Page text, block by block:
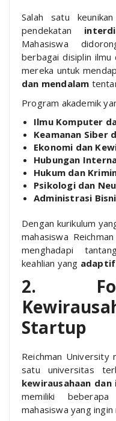
Salah satu
pendekatan
Mahasiswa
berbagai disiplin ilmu
mereka untuk
dan mendalam
Program akademik
Ilmu Komputer
Keamanan Siber
Ekonomi dan
Hubungan
Hukum dan
Psikologi dan
Administrasi
Dengan kurikulum
mahasiswa
menghadapi
keahlian yang
2.
Startup
Reichman University
satu universitas
kewirausahaan
memiliki
mahasiswa yang